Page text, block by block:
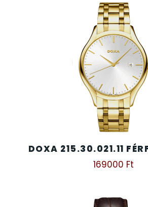
DOXA 215.30.021.11
169000 Ft